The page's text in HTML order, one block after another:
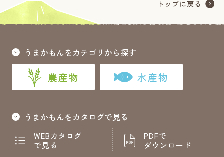
うまかもんをカテゴリから探す
農産物 水産物
うまかもんをカタログで見る
WEBカタログ
で見る
PDFで
ダウンロード